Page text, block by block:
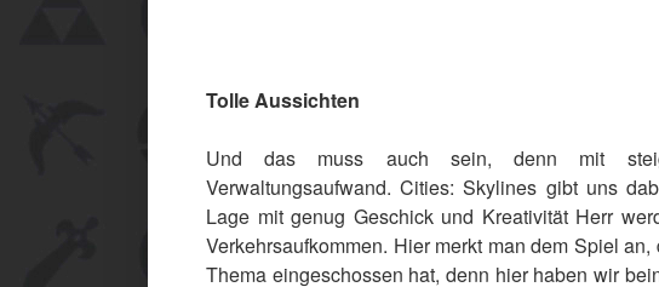
Tolle Aussichten
Und das muss auch sein, denn mit
Verwaltungsaufwand. Cities: Skylines gibt uns
Lage mit genug Geschick und Kreativität Herr
Verkehrsaufkommen. Hier merkt man dem Spiel
Thema eingeschossen hat, denn hier haben wir